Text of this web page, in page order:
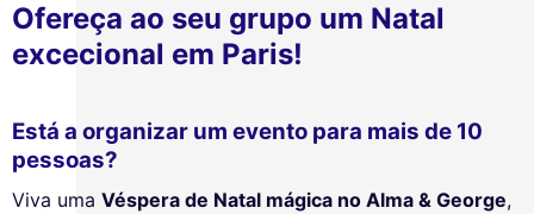
Ofereça ao seu grupo um Natal
excecional em Paris!
Está a organizar um evento para mais de 10
pessoas?
Viva uma Véspera de Natal mágica no Alma & George,